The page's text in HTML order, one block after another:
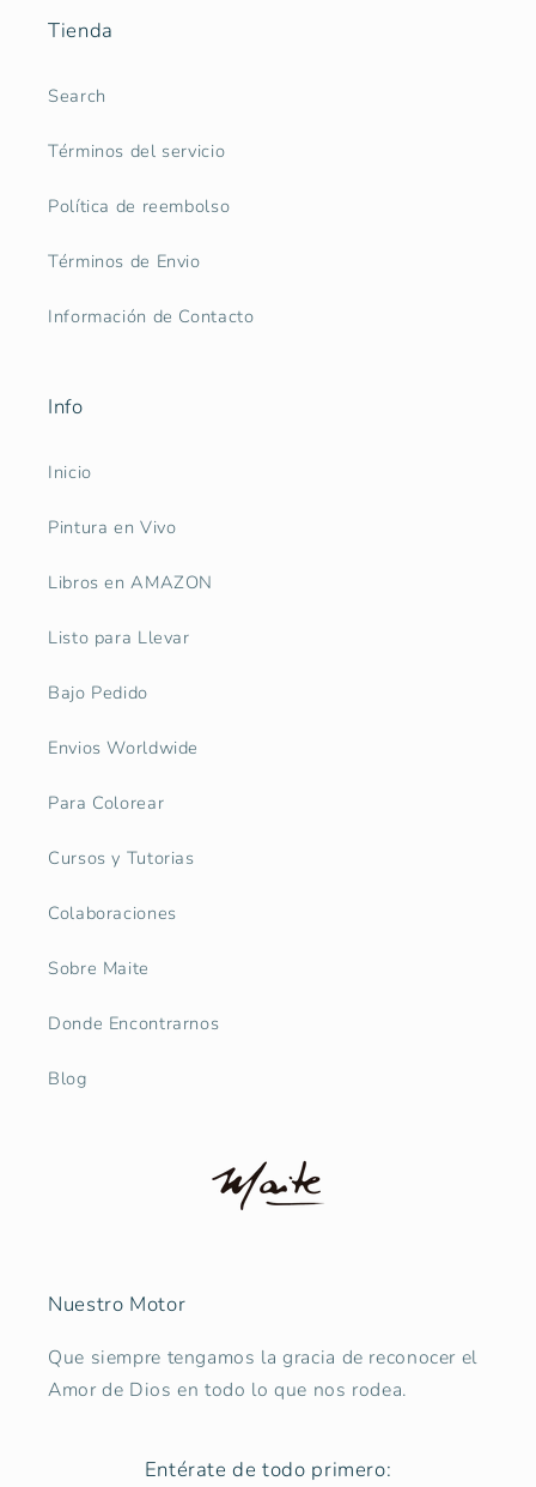
Tienda
Search
Términos del servicio
Política de reembolso
Términos de Envio
Información de Contacto
Info
Inicio
Pintura en Vivo
Libros en AMAZON
Listo para Llevar
Bajo Pedido
Envios Worldwide
Para Colorear
Cursos y Tutorias
Colaboraciones
Sobre Maite
Donde Encontrarnos
Blog
Nuestro Motor
Que siempre tengamos la gracia de reconocer el
Amor de Dios en todo lo que nos rodea.
Entérate de todo primero: